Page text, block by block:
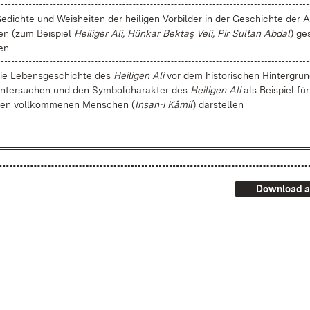
und Weis­hei­ten der hei­li­gen Vor­bil­der in der Ge­schich­te der
(zum Bei­spiel Hei­li­ger Ali, Hün­kar Bek­taş Ve­li, Pir Sul­tan Ab­dal)
Le­bens­ge­schich­te des Hei­li­gen Alivor dem his­to­ri­schen
und den Sym­bol­cha­rak­ter des Hei­li­gen Alials Bei­spiel
voll­kom­me­nen Men­schen (In­san-ı Kâ­mil) dar­stel­len
Download